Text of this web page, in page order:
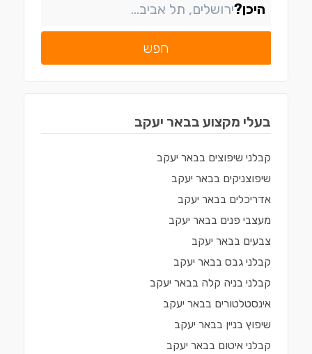
היכן?
חפש
בעלי מקצוע בבאר יעקב
קבלני שיפוצים בבאר יעקב
שיפוצניקים בבאר יעקב
אדריכלים בבאר יעקב
מעצבי פנים בבאר יעקב
צבעים בבאר יעקב
קבלני גבס בבאר יעקב
קבלני בניה קלה בבאר יעקב
אינסטלטורים בבאר יעקב
שיפוץ בניין בבאר יעקב
קבלני איטום בבאר יעקב